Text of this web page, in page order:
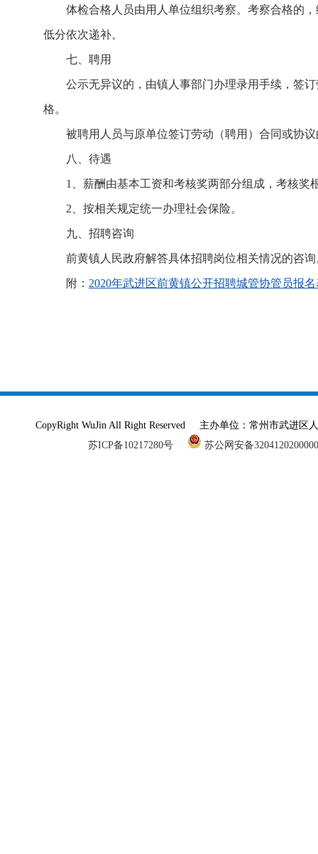
体检合格人员由用人单位组织考察。考察合格的
低分依次递补。
七、聘用
公示无异议的，由镇人事部门办理录用手续，签
格。
被聘用人员与原单位签订劳动（聘用）合同或协
八、待遇
1、薪酬由基本工资和考核奖两部分组成，考核
2、按相关规定统一办理社会保险。
九、招聘咨询
前黄镇人民政府解答具体招聘岗位相关情况的咨询
附： 2020年武进区前黄镇公开招聘城管协管员报名
CopyRight WuJin All Right Reserved 主办单位：常州市武进
苏ICP备10217280号
苏公网安备